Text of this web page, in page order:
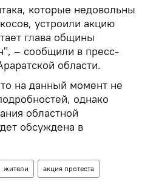
которые недовольны
устроили акцию
глава общины
– сообщили в пресс-
области.
на данный момент не
однако
областной
обсуждена в
жители акция протеста